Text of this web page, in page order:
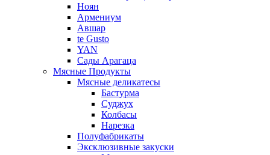
Ноян
Армениум
Авшар
te Gusto
YAN
Сады Арагаца
Мясные Продукты
Мясные деликатесы
Бастурма
Суджух
Колбасы
Нарезка
Полуфабрикаты
Эксклюзивные закуски